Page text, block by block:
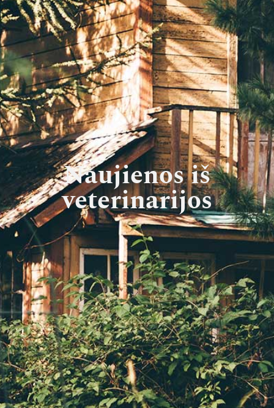
Naujienos iš
veterinarijos